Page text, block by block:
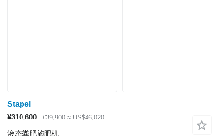
Stapel
¥310,600
€39,900 ≈ US$46,020
液态粪肥施肥机